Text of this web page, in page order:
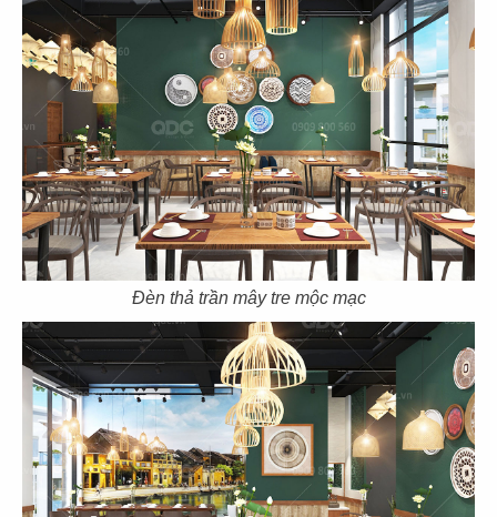
Đèn thả trần mây tre mộc mạc
35
EL GAUCHO
CN Thiso Mall
36
EL GAUCHO
CN Hội An
37
EL GAUCHO
CN Hà Nội
38
EL GAUCHO
CN Trần Hưng Đạo